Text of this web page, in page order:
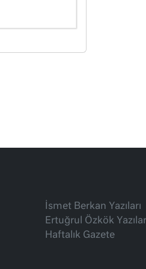
İsmet Berkan Yazıları
Ertuğrul Özkök
Haftalık Gazete